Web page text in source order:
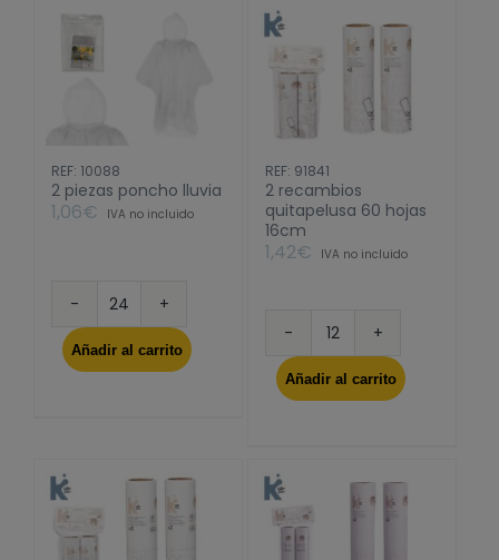
grundig
cantidad
REF: 10088
2 piezas poncho lluvia
1,06€ IVA no incluido
2
piezas
poncho
Añadir al carrito
REF: 91841
2 recambios
quitapelusa 60 hojas
16cm
1,42€ IVA no incluido
2
recambios
quitapelusa
cantidad
Añadir al carrito